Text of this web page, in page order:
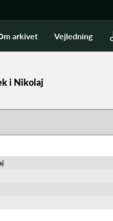
arkivet Vejledning
i Nikolaj